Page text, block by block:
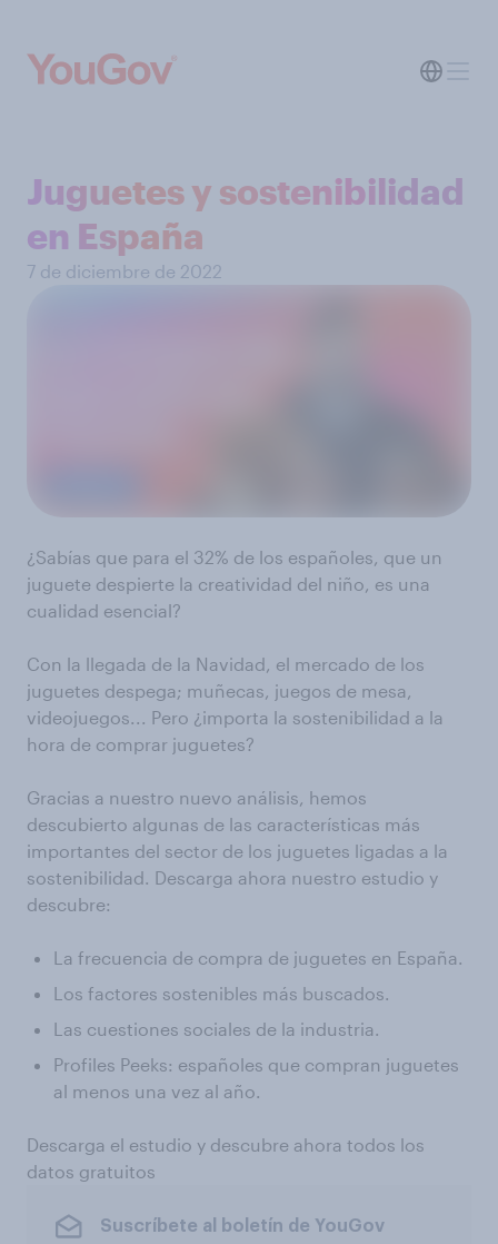
Juguetes y sostenibilidad
en España
7 de diciembre de 2022
¿Sabías que para el 32% de los españoles, que un
juguete despierte la creatividad del niño, es una
cualidad esencial?
Con la llegada de la Navidad, el mercado de los
juguetes despega; muñecas, juegos de mesa,
videojuegos... Pero ¿importa la sostenibilidad a la
hora de comprar juguetes?
Gracias a nuestro nuevo análisis, hemos
descubierto algunas de las características más
importantes del sector de los juguetes ligadas a la
sostenibilidad. Descarga ahora nuestro estudio y
descubre:
La frecuencia de compra de juguetes en España.
Los factores sostenibles más buscados.
Las cuestiones sociales de la industria.
Profiles Peeks: españoles que compran juguetes
al menos una vez al año.
Descarga el estudio y descubre ahora todos los
datos gratuitos
Suscríbete al boletín de YouGov